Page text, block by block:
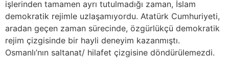
işlerinden tamamen ayrı tutulmadığı zaman, İslam
demokratik rejimle uzlaşamıyordu. Atatürk Cumhuriyeti,
aradan geçen zaman sürecinde, özgürlükçü demokratik
rejim çizgisinde bir hayli deneyim kazanmıştı.
Osmanlı’nın saltanat/ hilafet çizgisine döndürülemezdi.